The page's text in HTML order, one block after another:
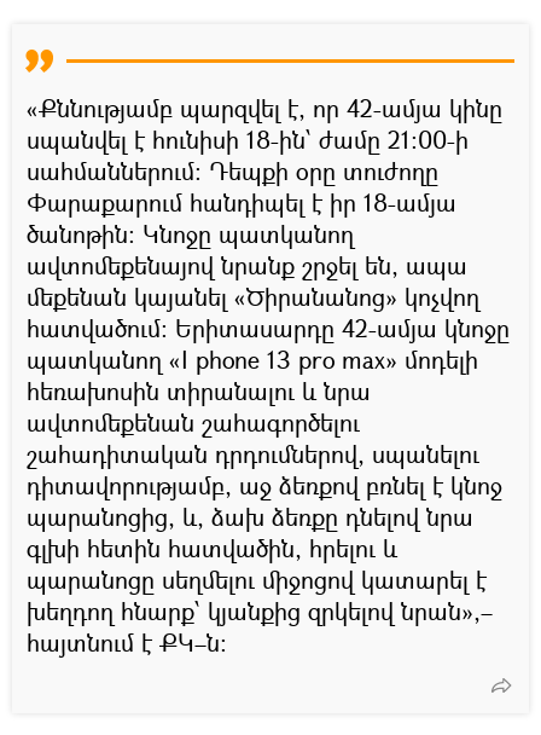
«Քննությամբ պարզվել է, որ 42-ամյա կինը
սպանվել է հունիսի 18-ին՝ ժամը 21:00-ի
սահմաններում։ Դեպքի օրը տուժողը
Փարաքարում հանդիպել է իր 18-ամյա
ծանոթին։ Կնոջը պատկանող
ավտոմեքենայով նրանք շրջել են, ապա
մեքենան կայանել «Ծիրանանոց» կոչվող
հատվածում։ Երիտասարդը 42-ամյա կնոջը
պատկանող «I phone 13 pro max» մոդելի
հեռախոսին տիրանալու և նրա
ավտոմեքենան շահագործելու
շահադիտական դրդումներով, սպանելու
դիտավորությամբ, աջ ձեռքով բռնել է կնոջ
պարանոցից, և, ձախ ձեռքը դնելով նրա
գլխի հետին հատվածին, հրելու և
պարանոցը սեղմելու միջոցով կատարել է
խեղդող հնարք՝ կյանքից զրկելով նրան»,–
հայտնում է ՔԿ–ն։